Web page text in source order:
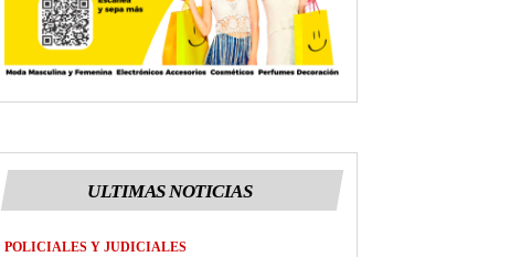
ULTIMAS NOTICIAS
POLICIALES Y JUDICIALES